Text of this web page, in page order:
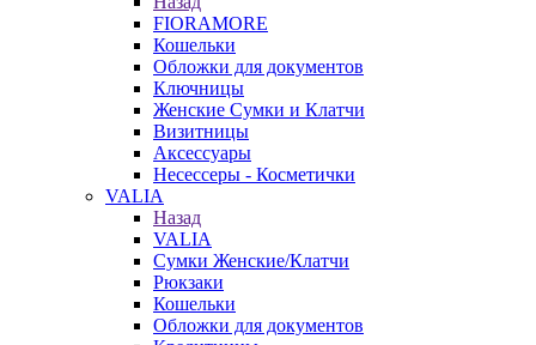
FIORAMORE
Кошельки
Обложки для документов
Ключницы
Женские Сумки и Клатчи
Визитницы
Аксессуары
Несессеры - Косметички
VALIA
Назад
VALIA
Сумки Женские/Клатчи
Рюкзаки
Кошельки
Обложки для документов